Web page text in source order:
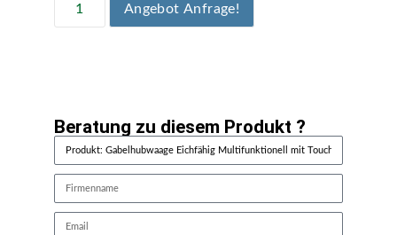
Angebot Anfrage!
Beratung zu diesem Produkt ?